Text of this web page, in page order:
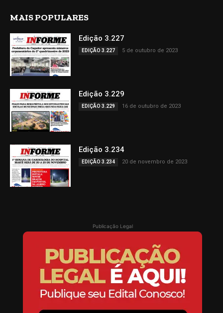
MAIS POPULARES
Edição 3.227
EDIÇÃO 3.227 5 de outubro de 2023
Edição 3.229
EDIÇÃO 3.229 16 de outubro de 2023
Edição 3.234
EDIÇÃO 3.234 20 de novembro de 2023
Publicação Legal